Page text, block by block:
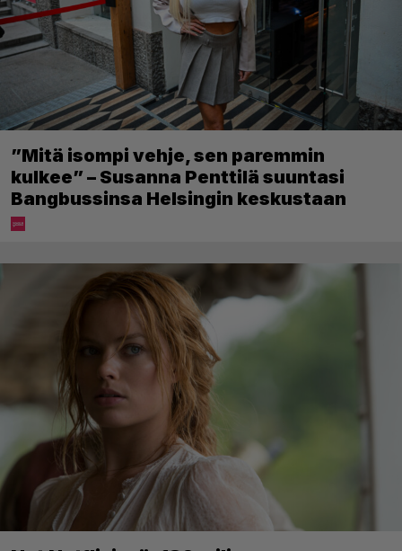
”Mitä isompi vehje, sen paremmin
kulkee” – Susanna Penttilä suuntasi
Bangbussinsa Helsingin keskustaan